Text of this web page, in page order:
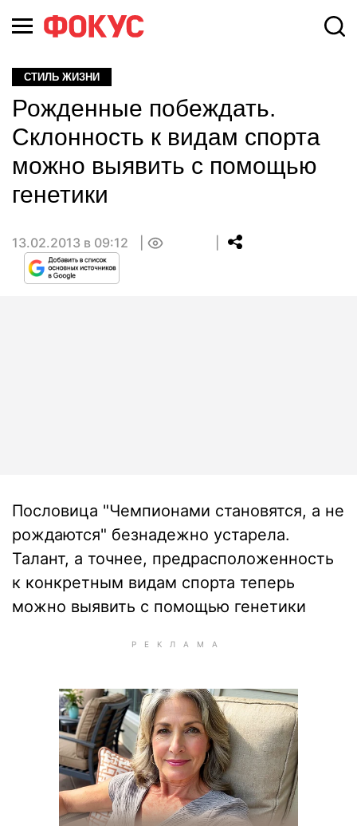
СТИЛЬ ЖИЗНИ
Рожденные побеждать.
Склонность к видам спорта
можно выявить с помощью
генетики
13.02.2013 в 09:12
Пословица "Чемпионами становятся, а не
рождаются" безнадежно устарела.
Талант, а точнее, предрасположенность
к конкретным видам спорта теперь
можно выявить с помощью генетики